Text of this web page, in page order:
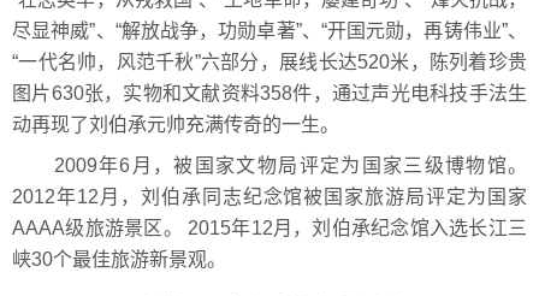
尽显神威”、“解放战争，功勋卓著”、“开国元勋，再铸伟业”、
“一代名帅，风范千秋”六部分，展线长达520米，陈列着珍贵
图片630张，实物和文献资料358件，通过声光电科技手法生
动再现了刘伯承元帅充满传奇的一生。
2009年6月，被国家文物局评定为国家三级博物馆。
2012年12月，刘伯承同志纪念馆被国家旅游局评定为国家
AAAA级旅游景区。 2015年12月，刘伯承纪念馆入选长江三
峡30个最佳旅游新景观。